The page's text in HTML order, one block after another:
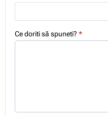
Ce doriti să spuneti? *